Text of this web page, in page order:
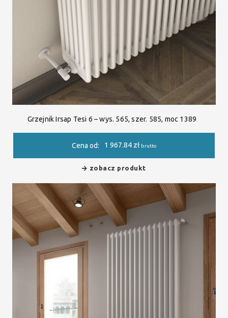
Grzejnik Irsap Tesi 6 – wys. 565, szer. 585, moc 1389
Cena od: 1 967.84 zł brutto
zobacz produkt